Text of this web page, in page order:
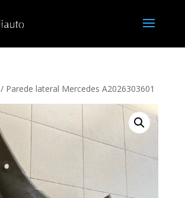
/ Parede lateral Mercedes A2026303601